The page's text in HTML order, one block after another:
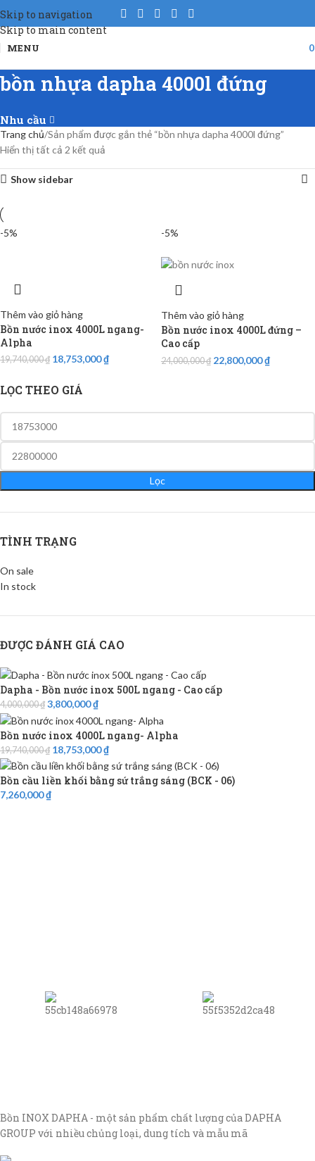
Skip to navigation
Skip to main content
MENU
bồn nhựa dapha 4000l đứng
Nhu cầu
LỌC THEO GIÁ
Lọc
TÌNH TRẠNG
On sale
In stock
ĐƯỢC ĐÁNH GIÁ CAO
Dapha - Bồn nước inox 500L ngang - Cao cấp
4,000,000₫ 3,800,000₫
Bồn nước inox 4000L ngang- Alpha
19,740,000₫ 18,753,000₫
Bồn cầu liền khối bằng sứ trắng sáng (BCK - 06)
7,260,000₫
Trang chủ Sản phẩm được gắn thẻ “bồn nhựa dapha 4000l đứng”
Hiển thị tất cả 2 kết quả
Show sidebar
-5%
Thêm vào giỏ hàng
Bồn nước inox 4000L ngang-
Alpha
19,740,000₫ 18,753,000₫
-5%
Thêm vào giỏ hàng
Bồn nước inox 4000L đứng –
Cao cấp
24,000,000₫ 22,800,000₫
Bồn INOX DAPHA - một sản phẩm chất lượng của DAPHA
GROUP với nhiều chủng loại, dung tích và mẫu mã